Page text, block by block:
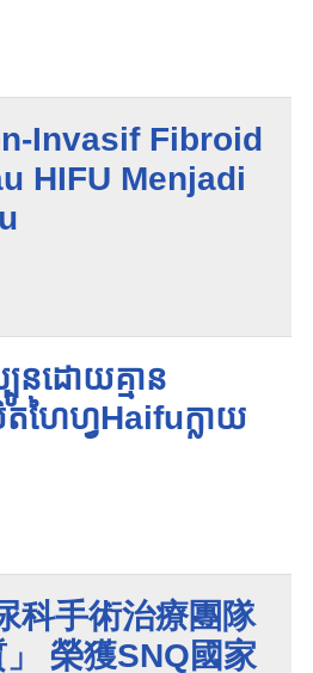
Invasif Fibroid
HIFU Menjadi
នដោយគ្មាន
តហៃហ្វHaifuក្លាយ
科手術治療團隊
」 榮獲SNQ國家